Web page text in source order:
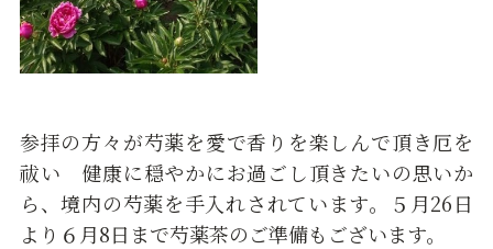
参拝の方々が芍薬を愛で香りを楽しんで頂き厄を
祓い 健康に穏やかにお過ごし頂きたいの思いか
ら、境内の芍薬を手入れされています。５月26日
より６月8日まで芍薬茶のご準備もございます。